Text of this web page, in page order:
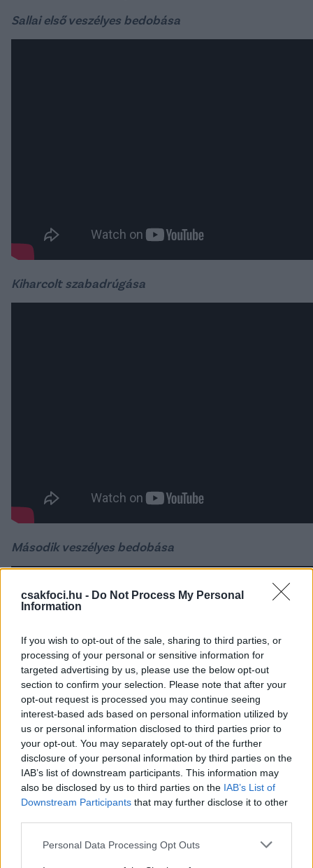
csakfoci.hu - Do Not Process My Personal
Information
If you wish to opt-out of the sale, sharing to third parties, or
processing of your personal or sensitive information for
targeted advertising by us, please use the below opt-out
section to confirm your selection. Please note that after your
opt-out request is processed you may continue seeing
interest-based ads based on personal information utilized by
us or personal information disclosed to third parties prior to
your opt-out. You may separately opt-out of the further
disclosure of your personal information by third parties on the
IAB’s list of downstream participants. This information may
also be disclosed by us to third parties on the IAB’s List of
Downstream Participants that may further disclose it to other
Please note that this website/app uses one or more Google
Personal Data Processing Opt Outs
Sallai első veszélyes bedobása
Kiharcolt szabadrúgása
Második veszélyes bedobása